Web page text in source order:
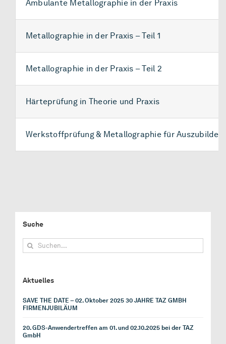
Ambulante Metallographie in der Praxis
Metallographie in der Praxis – Teil 1
Metallographie in der Praxis – Teil 2
Härteprüfung in Theorie und Praxis
Werkstoffprüfung & Metallographie für
Suche
Suche
nach:
Aktuelles
SAVE THE DATE – 02. Oktober 2025 30 JAHRE TAZ GMBH
FIRMENJUBILÄUM
20. GDS-Anwendertreffen am 01. und 02.10.2025 bei der TAZ
GmbH